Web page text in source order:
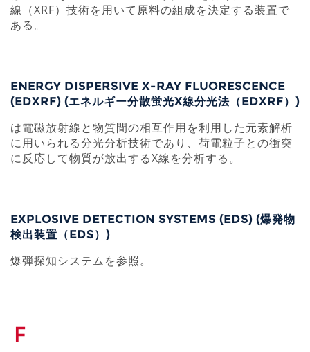
線（XRF）技術を用いて原料の組成を決定する装置で
ある。
ENERGY DISPERSIVE X-RAY FLUORESCENCE
(EDXRF) (エネルギー分散蛍光X線分光法（EDXRF）)
は電磁放射線と物質間の相互作用を利用した元素解析
に用いられる分光分析技術であり、荷電粒子との衝突
に反応して物質が放出するX線を分析する。
EXPLOSIVE DETECTION SYSTEMS (EDS) (爆発物
検出装置（EDS）)
爆弾探知システムを参照。
F